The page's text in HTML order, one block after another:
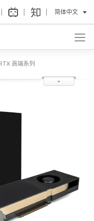
简体中文
高端系列